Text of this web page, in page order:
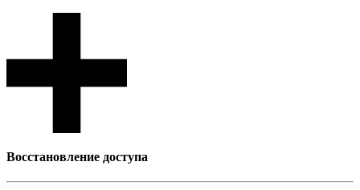
Восcтановление доступа